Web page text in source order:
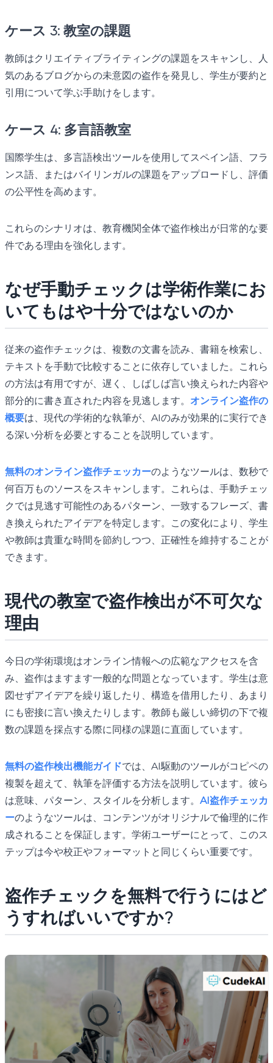
ケース 3: 教室の課題
教師はクリエイティブライティングの課題をスキャンし、人
気のあるブログからの未意図の盗作を発見し、学生が要約と
引用について学ぶ手助けをします。
ケース 4: 多言語教室
国際学生は、多言語検出ツールを使用してスペイン語、フラ
ンス語、またはバイリンガルの課題をアップロードし、評価
の公平性を高めます。
これらのシナリオは、教育機関全体で盗作検出が日常的な要
件である理由を強化します。
なぜ手動チェックは学術作業にお
いてもはや十分ではないのか
従来の盗作チェックは、複数の文書を読み、書籍を検索し、
テキストを手動で比較することに依存していました。これら
の方法は有用ですが、遅く、しばしば言い換えられた内容や
部分的に書き直された内容を見逃します。 オンライン盗作の
概要は、現代の学術的な執筆が、AIのみが効果的に実行でき
る深い分析を必要とすることを説明しています。
無料のオンライン盗作チェッカーのようなツールは、数秒で
何百万ものソースをスキャンします。これらは、手動チェッ
クでは見逃す可能性のあるパターン、一致するフレーズ、書
き換えられたアイデアを特定します。この変化により、学生
や教師は貴重な時間を節約しつつ、正確性を維持することが
できます。
現代の教室で盗作検出が不可欠な
理由
今日の学術環境はオンライン情報への広範なアクセスを含
み、盗作はますます一般的な問題となっています。学生は意
図せずアイデアを繰り返したり、構造を借用したり、あまり
にも密接に言い換えたりします。教師も厳しい締切の下で複
数の課題を採点する際に同様の課題に直面しています。
無料の盗作検出機能ガイドでは、AI駆動のツールがコピペの
複製を超えて、執筆を評価する方法を説明しています。彼ら
は意味、パターン、スタイルを分析します。 AI盗作チェッカ
ーのようなツールは、コンテンツがオリジナルで倫理的に作
成されることを保証します。学術ユーザーにとって、このス
テップは今や校正やフォーマットと同じくらい重要です。
盗作チェックを無料で行うにはど
うすればいいですか?